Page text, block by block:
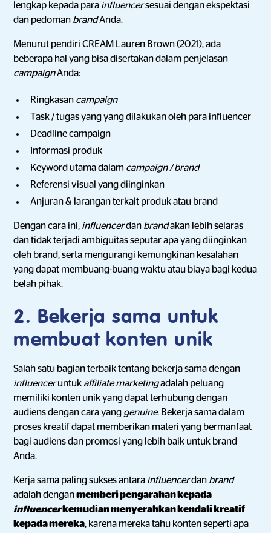
lengkap kepada para influencersesuai dengan ekspektasi
dan pedoman brandAnda.
Menurut pendiriCREAM Lauren Brown (2021), ada
beberapa hal yang bisa disertakan dalam penjelasan
campaignAnda:
Ringkasan campaign
Task / tugas yang yang dilakukan oleh para influencer
Deadline campaign
Informasi produk
Keyword utama dalam campaign / brand
Referensi visual yang diinginkan
Anjuran & larangan terkait produk atau brand
Dengan cara ini, influencerdan brandakan lebih selaras
dan tidak terjadi ambiguitas seputar apa yang diinginkan
oleh brand, serta mengurangi kemungkinan kesalahan
yang dapat membuang-buang waktu atau biaya bagi kedua
belah pihak.
2. Bekerja sama untuk
membuat konten unik
Salah satu bagian terbaik tentang bekerja sama dengan
influenceruntuk affiliate marketingadalah peluang
memiliki konten unik yang dapat terhubung dengan
audiens dengan cara yang genuine. Bekerja sama dalam
proses kreatif dapat memberikan materi yang bermanfaat
bagi audiens dan promosi yang lebih baik untuk brand
Anda.
Kerja sama paling sukses antara influencerdan brand
adalah denganmemberi pengarahan kepada
influencer kemudian menyerahkan kendali kreatif
kepada mereka, karena mereka tahu konten seperti apa